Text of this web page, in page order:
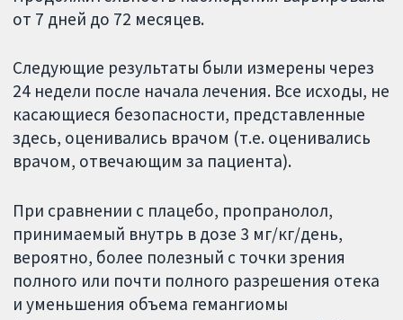
от 7 дней до 72 месяцев.
Следующие результаты были измерены через
24 недели после начала лечения. Все исходы, не
касающиеся безопасности, представленные
здесь, оценивались врачом (т.е. оценивались
врачом, отвечающим за пациента).
При сравнении с плацебо, пропранолол,
принимаемый внутрь в дозе 3 мг/кг/день,
вероятно, более полезный с точки зрения
полного или почти полного разрешения отека
и уменьшения объема гемангиомы